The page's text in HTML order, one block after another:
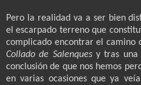
Pero la realidad va a ser bien
el escarpado terreno que
complicado encontrar el camino
Collado de Salenquesy tras una
conclusión de que nos hemos
en varias ocasiones que ya